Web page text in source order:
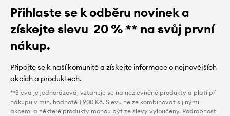
Přihlaste se k odběru novinek a
získejte slevu 20 %** na svůj první
nákup.
Připojte se k naší komunitě a získejte informace o nejnovějších
akcích a produktech.
**Sleva je jednorázová, vztahuje se na nezlevněné produkty a platí při
nákupu v min. hodnotě 1 900 Kč. Slevu nelze kombinovat s jinými
akcemi a některé produkty mohou být ze slevy vyloučeny. Podrobnosti